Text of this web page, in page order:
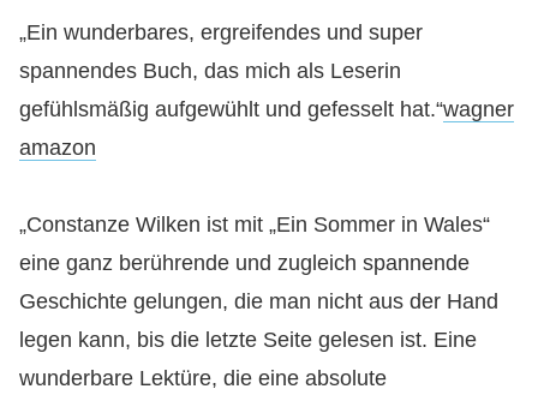
„Ein wunderbares, ergreifendes und super
spannendes Buch, das mich als Leserin
gefühlsmäßig aufgewühlt und gefesselt hat.“wagner
amazon
„Constanze Wilken ist mit „Ein Sommer in Wales“
eine ganz berührende und zugleich spannende
Geschichte gelungen, die man nicht aus der Hand
legen kann, bis die letzte Seite gelesen ist. Eine
wunderbare Lektüre, die eine absolute